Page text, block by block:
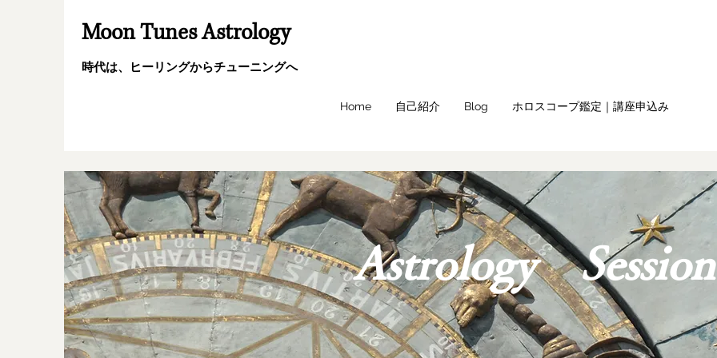
Moon Tunes Astrology
時代は、ヒーリングからチューニングへ
Home 自己紹介 Blog ホロスコープ鑑定｜講座申込み
​Astrology